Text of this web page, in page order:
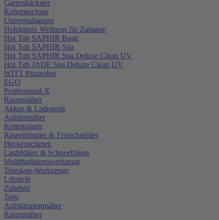
Gartenhäcksler
Kehrmaschine
Universalsauger
Holzklusiv Wellness für Zuhause
Hot Tub SAPHIR Basic
Hot Tub SAPHIR Spa
Hot Tub SAPHIR Spa Deluxe Clean UV
Hot Tub JADE Spa Deluxe Clean UV
WITT Pizzaofen
EGO
Professional-X
Rasenmäher
Akkus & Ladegerät
Aufsitzmäher
Kettensägen
Rasentrimmer & Freischneider
Heckenscheren
Laubbläser & Schneefräsen
Multifunktionswerkzeug
Teleskop-Werkzeuge
Lifestyle
Zubehör
Toro
Aufsitzrasenmäher
Rasenmäher